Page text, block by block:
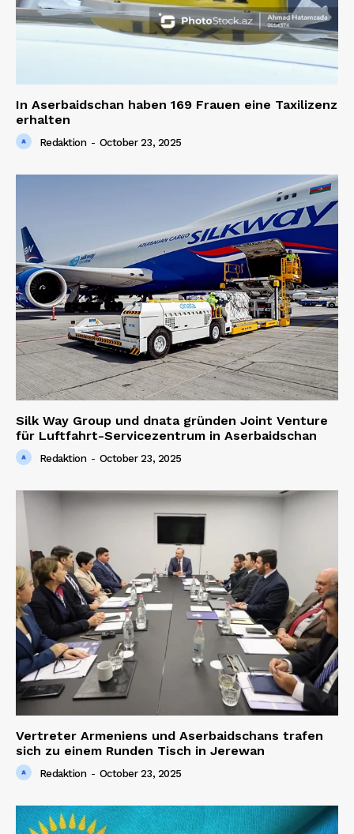
In Aserbaidschan haben 169 Frauen eine Taxilizenz
erhalten
Redaktion - October 23, 2025
Silk Way Group und dnata gründen Joint Venture
für Luftfahrt-Servicezentrum in Aserbaidschan
Redaktion - October 23, 2025
Vertreter Armeniens und Aserbaidschans trafen
sich zu einem Runden Tisch in Jerewan
Redaktion - October 23, 2025